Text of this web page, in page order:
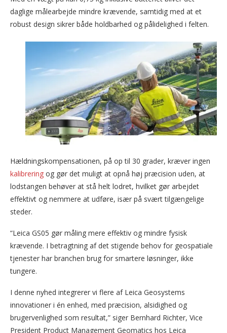
daglige målearbejde mindre krævende, samtidig med at et
robust design sikrer både holdbarhed og pålidelighed i felten.
Hældningskompensationen, på op til 30 grader, kræver ingen
kalibrering og gør det muligt at opnå høj præcision uden, at
lodstangen behøver at stå helt lodret, hvilket gør arbejdet
effektivt og nemmere at udføre, især på svært tilgængelige
steder.
“Leica GS05 gør måling mere effektiv og mindre fysisk
krævende. I betragtning af det stigende behov for geospatiale
tjenester har branchen brug for smartere løsninger, ikke
tungere.
I denne nyhed integrerer vi flere af Leica Geosystems
innovationer i én enhed, med præcision, alsidighed og
brugervenlighed som resultat,” siger Bernhard Richter, Vice
President Product Management Geomatics hos Leica